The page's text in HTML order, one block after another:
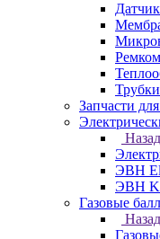
Запчасти
Назад
ЭВН
ЭВН
Газовые
Назад